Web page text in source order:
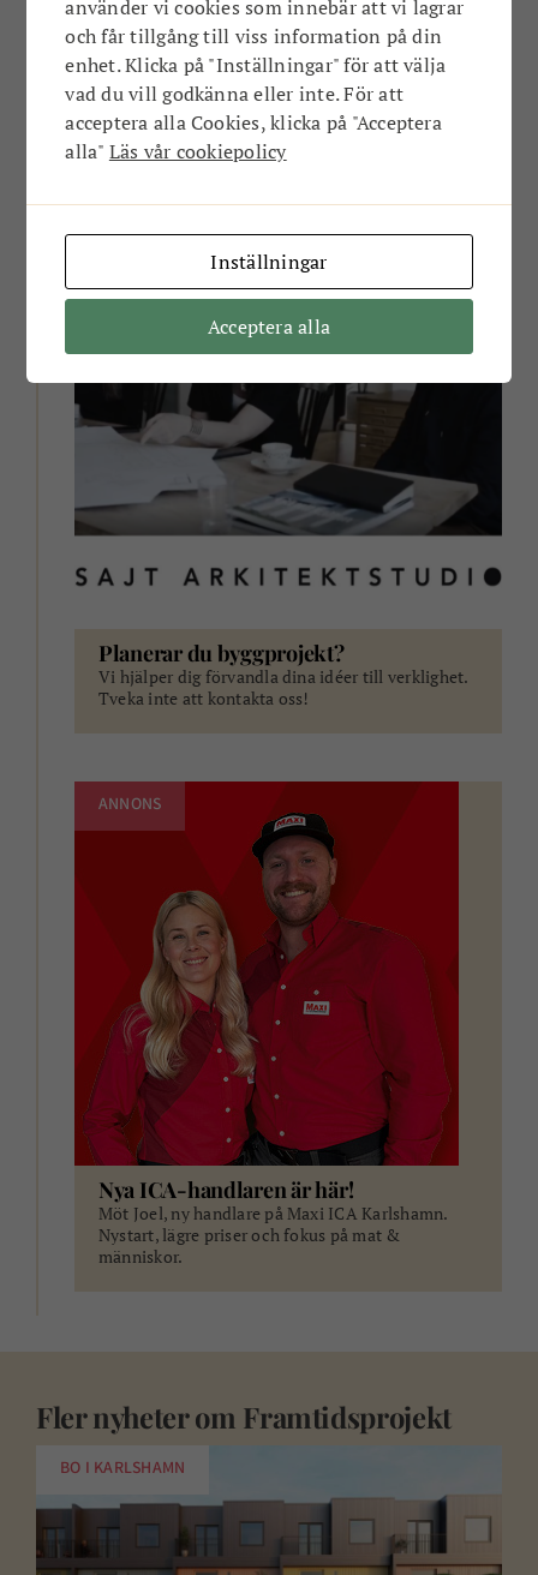
Har du en idé för en bättre plats?
Oavsett om du är en mamma som saknar en
trampolinpark, en ungdom som vill skapa en
tech-hub, eller en pensionär som vill ha en digital
fixarhjälp så vill vi veta vad du drömmer om!
Planerar du byggprojekt?
Vi hjälper dig förvandla dina idéer till verklighet.
Tveka inte att kontakta oss!
ANNONS
Nya ICA-handlaren är här!
Möt Joel, ny handlare på Maxi ICA Karlshamn.
Nystart, lägre priser och fokus på mat &
människor.
Fler nyheter om Framtidsprojekt
BO I KARLSHAMN
använder vi cookies som innebär att vi lagrar
och får tillgång till viss information på din
enhet. Klicka på "Inställningar" för att välja
vad du vill godkänna eller inte. För att
acceptera alla Cookies, klicka på "Acceptera
alla" Läs vår cookiepolicy
Inställningar
Acceptera alla